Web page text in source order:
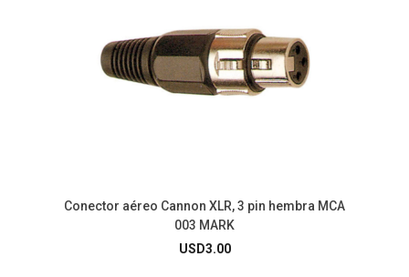
Conector aéreo Cannon XLR, 3 pin hembra MCA
003 MARK
USD3.00